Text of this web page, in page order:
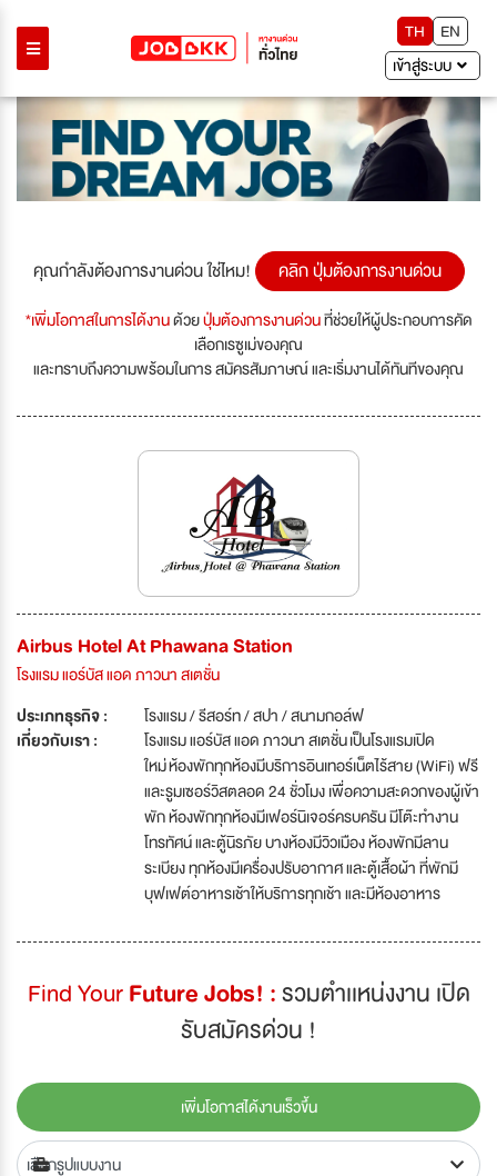
TH
EN
เข้าสู่ระบบ
คุณกำลังต้องการงานด่วน ใช่ไหม! คลิก ปุ่มต้องการงานด่วน
*เพิ่มโอกาสในการได้งานด้วยปุ่มต้องการงานด่วนที่ช่วยให้ผู้ประกอบการคัด
เลือกเรซูเม่ของคุณ
และทราบถึงความพร้อมในการ สมัครสัมภาษณ์ และเริ่มงานได้ทันทีของคุณ
Airbus Hotel At Phawana Station
โรงแรม แอร์บัส แอด ภาวนา สเตชั่น
ประเภทธุรกิจ :
โรงแรม / รีสอร์ท / สปา / สนามกอล์ฟ
เกี่ยวกับเรา :
โรงแรม แอร์บัส แอด ภาวนา สเตชั่น เป็นโรงแรมเปิด
ใหม่ ห้องพักทุกห้องมีบริการอินเทอร์เน็ตไร้สาย (WiFi) ฟรี
และรูมเซอร์วิสตลอด 24 ชั่วโมง เพื่อความสะดวกของผู้เข้า
พัก ห้องพักทุกห้องมีเฟอร์นิเจอร์ครบครัน มีโต๊ะทำงาน
โทรทัศน์ และตู้นิรภัย บางห้องมีวิวเมือง ห้องพักมีลาน
ระเบียง ทุกห้องมีเครื่องปรับอากาศ และตู้เสื้อผ้า ที่พักมี
บุฟเฟต์อาหารเช้าให้บริการทุกเช้า และมีห้องอาหาร
Find YourFuture Jobs! :รวมตำเเหน่งงาน เปิด
รับสมัครด่วน !
เพิ่มโอกาสได้งานเร็วขึ้น